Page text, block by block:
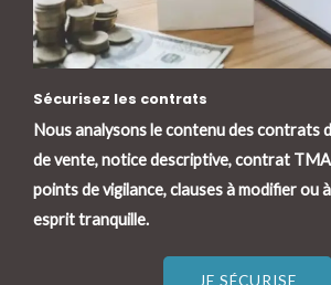
Sécurisez les contrats
Nous analysons le contenu des contrats
de vente, notice descriptive, contrat
points de vigilance, clauses à modifier ou
esprit tranquille.
JE SÉCURISE